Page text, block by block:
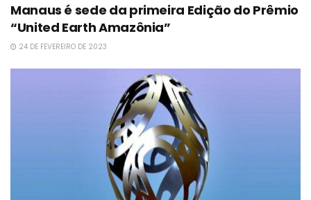
Manaus é sede da primeira Edição do Prêmio
“United Earth Amazônia”
24 DE FEVEREIRO DE 2023